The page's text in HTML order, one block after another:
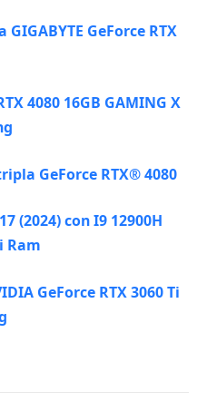
GeForce RTX
4080 16GB GAMING X
GeForce RTX® 4080
(2024) con I9 12900H
Ram
GeForce RTX 3060 Ti